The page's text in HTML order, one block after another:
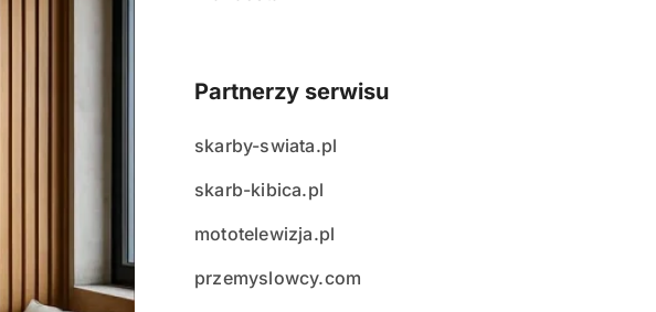
Partnerzy serwisu
skarby-swiata.pl
skarb-kibica.pl
mototelewizja.pl
przemyslowcy.com